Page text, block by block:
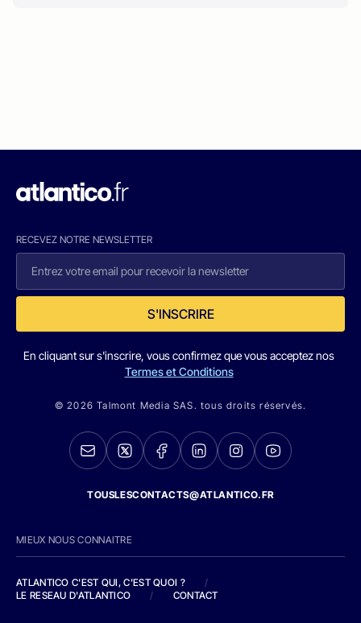
RECEVEZ NOTRE NEWSLETTER
S'INSCRIRE
En cliquant sur s'inscrire, vous confirmez que vous acceptez nos
Termes et Conditions
© 2026 Talmont Media SAS. tous droits réservés.
TOUSLESCONTACTS@ATLANTICO.FR
MIEUX NOUS CONNAITRE
ATLANTICO C'EST QUI, C'EST QUOI ?
/
LE RESEAU D'ATLANTICO
/ CONTACT